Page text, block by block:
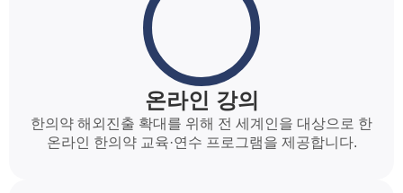
온라인 강의
한의약 해외진출 확대를 위해 전 세계인을 대상으로 한
온라인 한의약 교육·연수 프로그램을 제공합니다.